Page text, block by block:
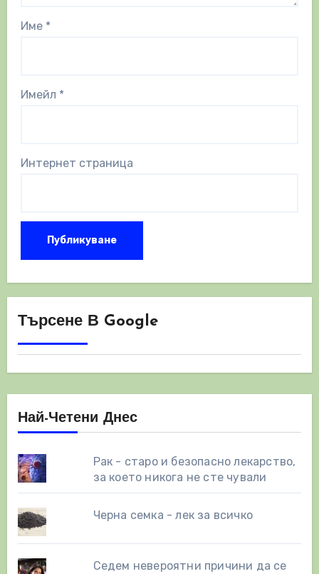
Име *
Имейл *
Интернет страница
Търсене В Google
Най-Четени Днес
Рак - старо и безопасно лекарство,
за което никога не сте чували
Черна семка - лек за всичко
Седем невероятни причини да се